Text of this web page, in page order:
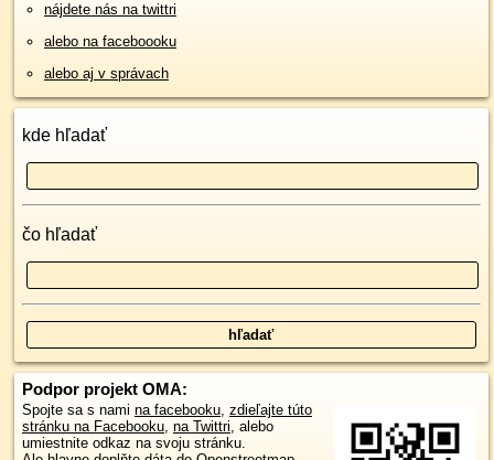
nájdete nás na twittri
alebo na faceboooku
alebo aj v správach
kde hľadať
čo hľadať
Podpor projekt OMA:
Spojte sa s nami na facebooku, zdieľajte túto
stránku na Facebooku, na Twittri, alebo
umiestnite odkaz na svoju stránku.